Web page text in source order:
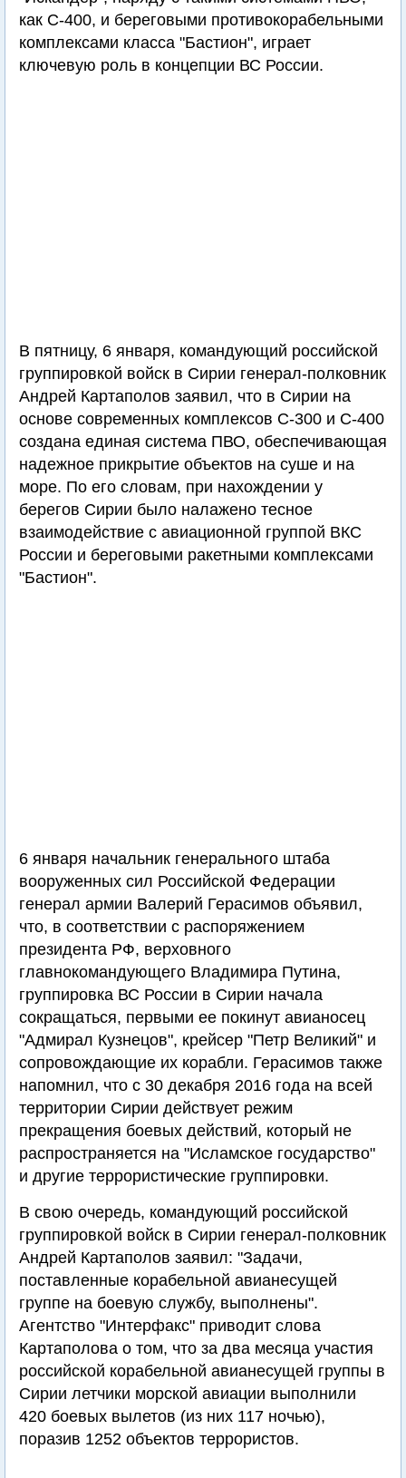
как С-400, и береговыми противокорабельными
комплексами класса "Бастион", играет
ключевую роль в концепции ВС России.
В пятницу, 6 января, командующий российской
группировкой войск в Сирии генерал-полковник
Андрей Картаполов заявил, что в Сирии на
основе современных комплексов С-300 и С-400
создана единая система ПВО, обеспечивающая
надежное прикрытие объектов на суше и на
море. По его словам, при нахождении у
берегов Сирии было налажено тесное
взаимодействие с авиационной группой ВКС
России и береговыми ракетными комплексами
"Бастион".
6 января начальник генерального штаба
вооруженных сил Российской Федерации
генерал армии Валерий Герасимов объявил,
что, в соответствии с распоряжением
президента РФ, верховного
главнокомандующего Владимира Путина,
группировка ВС России в Сирии начала
сокращаться, первыми ее покинут авианосец
"Адмирал Кузнецов", крейсер "Петр Великий" и
сопровождающие их корабли. Герасимов также
напомнил, что с 30 декабря 2016 года на всей
территории Сирии действует режим
прекращения боевых действий, который не
распространяется на "Исламское государство"
и другие террористические группировки.
В свою очередь, командующий российской
группировкой войск в Сирии генерал-полковник
Андрей Картаполов заявил: "Задачи,
поставленные корабельной авианесущей
группе на боевую службу, выполнены".
Агентство "Интерфакс" приводит слова
Картаполова о том, что за два месяца участия
российской корабельной авианесущей группы в
Сирии летчики морской авиации выполнили
420 боевых вылетов (из них 117 ночью),
поразив 1252 объектов террористов.